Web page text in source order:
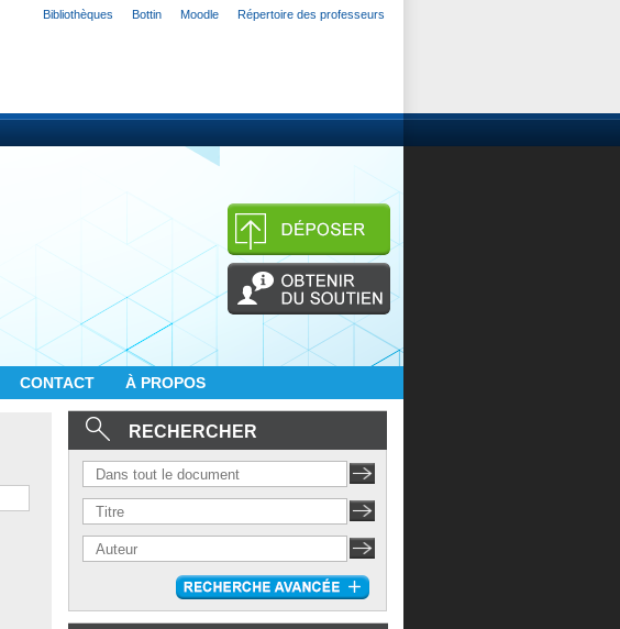
Bibliothèques Bottin Moodle Répertoire des professeurs
CONTACT À PROPOS
RECHERCHER